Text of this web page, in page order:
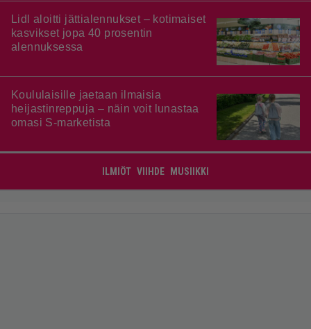
Lidl aloitti jättialennukset – kotimaiset
kasvikset jopa 40 prosentin
alennuksessa
Koululaisille jaetaan ilmaisia
heijastinreppuja – näin voit lunastaa
omasi S-marketista
ILMIÖT VIIHDE MUSIIKKI